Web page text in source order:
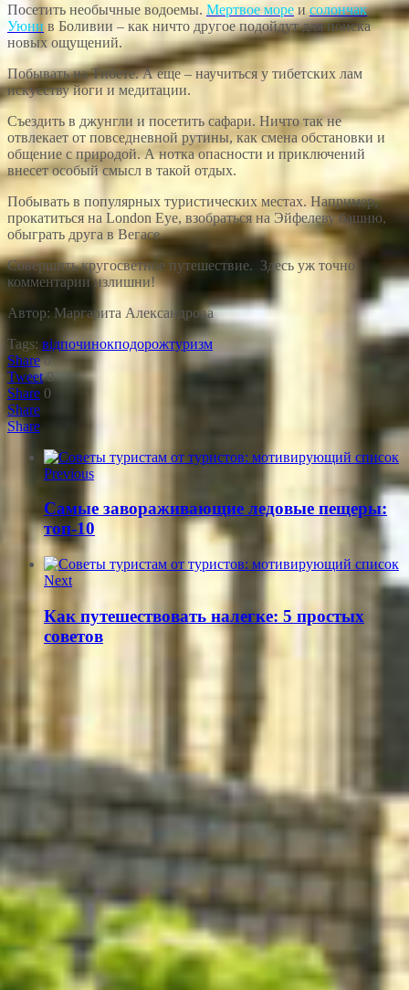
Посетить необычные водоемы. Мертвое море и солончак
Уюни в Боливии – как ничто другое подойдут для поиска
новых ощущений.
Побывать на Тибете. А еще – научиться у тибетских лам
искусству йоги и медитации.
Съездить в джунгли и посетить сафари. Ничто так не
отвлекает от повседневной рутины, как смена обстановки и
общение с природой. А нотка опасности и приключений
внесет особый смысл в такой отдых.
Побывать в популярных туристических местах. Например,
прокатиться на London Eye, взобраться на Эйфелеву башню,
обыграть друга в Вегасе.
Совершить кругосветное путешествие. Здесь уж точно
комментарии излишни!
Автор: Маргарита Александрова
Tags: відпочинокподорожтуризм
Share 0
Tweet 0
Share 0
Share
Share
Previous
Самые завораживающие ледовые пещеры:
топ-10
Next
Как путешествовать налегке: 5 простых
советов